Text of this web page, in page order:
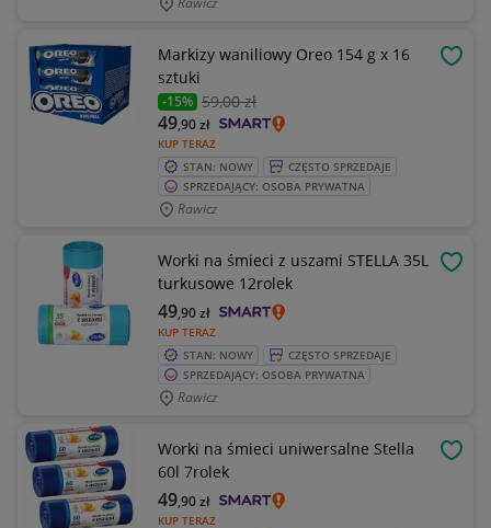
Markizy waniliowy Oreo 154 g x 16
sztuki
-15% 59,00 zł
KUP TERAZ
49,90zł
STAN: NOWY
CZĘSTO SPRZEDAJE
SPRZEDAJĄCY: OSOBA PRYWATNA
Rawicz
Worki na śmieci z uszami STELLA 35L
turkusowe 12rolek
KUP TERAZ
49,90zł
STAN: NOWY
CZĘSTO SPRZEDAJE
SPRZEDAJĄCY: OSOBA PRYWATNA
Rawicz
Worki na śmieci uniwersalne Stella
60l 7rolek
KUP TERAZ
49,90zł